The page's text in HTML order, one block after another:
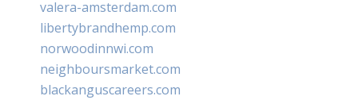
valera-amsterdam.com
libertybrandhemp.com
norwoodinnwi.com
neighboursmarket.com
blackanguscareers.com